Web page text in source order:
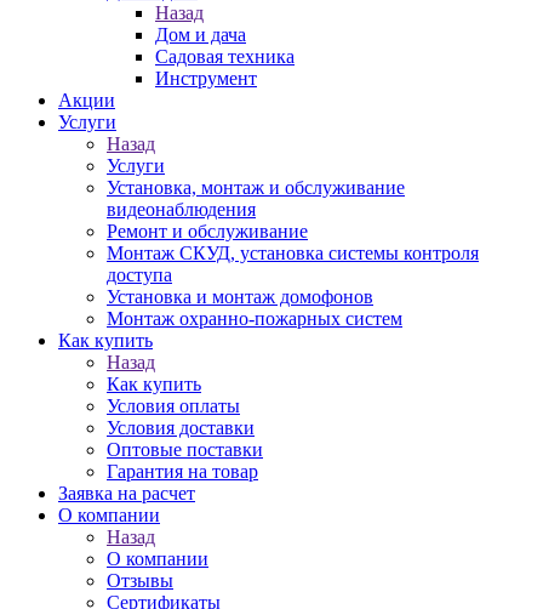
Назад
Дом и дача
Садовая техника
Инструмент
Акции
Услуги
Назад
Услуги
Установка, монтаж и обслуживание
видеонаблюдения
Ремонт и обслуживание
Монтаж СКУД, установка системы контроля
доступа
Установка и монтаж домофонов
Монтаж охранно-пожарных систем
Как купить
Назад
Как купить
Условия оплаты
Условия доставки
Оптовые поставки
Гарантия на товар
Заявка на расчет
О компании
Назад
О компании
Отзывы
Сертификаты